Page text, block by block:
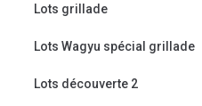
Lots grillade
Lots Wagyu spécial grillade
Lots découverte 2